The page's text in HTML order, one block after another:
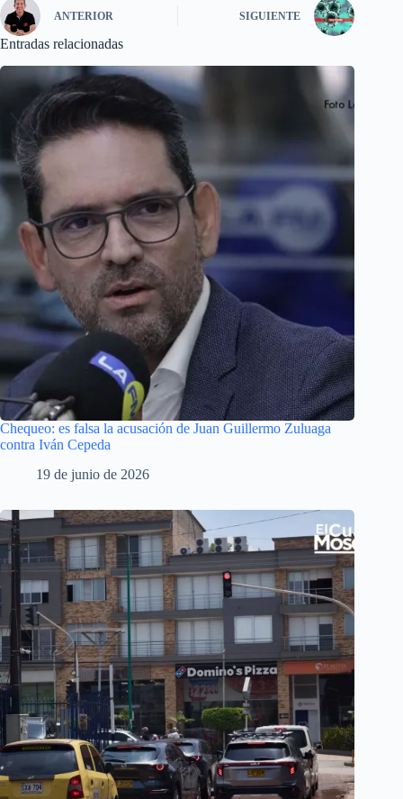
ANTERIOR SIGUIENTE
Entradas relacionadas
Chequeo: es falsa la acusación de Juan Guillermo Zuluaga
contra Iván Cepeda
19 de junio de 2026